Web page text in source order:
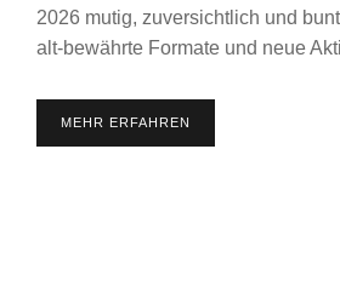
2026 mutig, zuversichtlich und
alt-bewährte Formate und neue
MEHR ERFAHREN